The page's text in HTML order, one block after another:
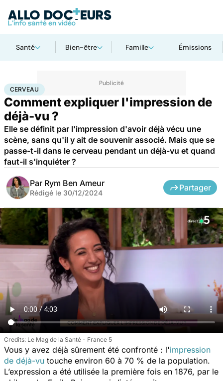
Santé Bien-être Famille Émissions
AccueilSanté
CERVEAU
Comment expliquer l'impression de
déjà-vu ?
Elle se définit par l'impression d'avoir déjà vécu une
scène, sans qu'il y ait de souvenir associé. Mais que se
passe-t-il dans le cerveau pendant un déjà-vu et quand
faut-il s'inquiéter ?
Par Rym Ben Ameur
Rédigé le 30/12/2024
Partager
Le Mag de la Santé - France 5
Vous y avez déjà sûrement été confronté : l'impression
de déjà-vu touche environ 60 à 70 % de la population.
L’expression a été utilisée la première fois en 1876, par le